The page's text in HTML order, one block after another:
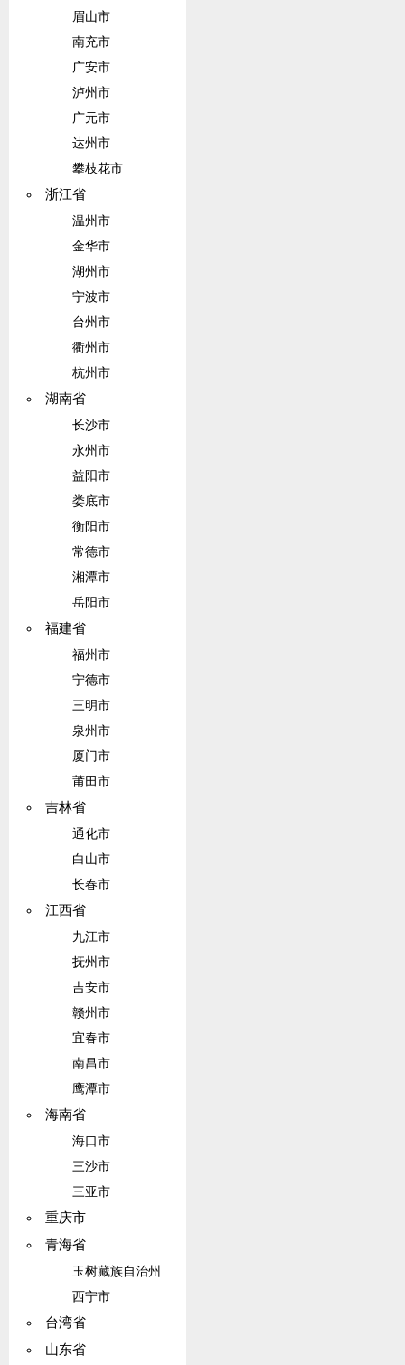
眉山市
南充市
广安市
泸州市
广元市
达州市
攀枝花市
浙江省
温州市
金华市
湖州市
宁波市
台州市
衢州市
杭州市
湖南省
长沙市
永州市
益阳市
娄底市
衡阳市
常德市
湘潭市
岳阳市
福建省
福州市
宁德市
三明市
泉州市
厦门市
莆田市
吉林省
通化市
白山市
长春市
江西省
九江市
抚州市
吉安市
赣州市
宜春市
南昌市
鹰潭市
海南省
海口市
三沙市
三亚市
重庆市
青海省
玉树藏族自治州
西宁市
台湾省
山东省